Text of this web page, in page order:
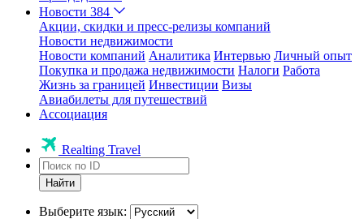
Новости 384
Акции, скидки и пресс-релизы компаний
Новости недвижимости
Новости компаний Аналитика Интервью Личный опыт
Покупка и продажа недвижимости Налоги Работа
Жизнь за границей Инвестиции Визы
Авиабилеты для путешествий
Ассоциация
Realting Travel
Найти
Выберите язык: